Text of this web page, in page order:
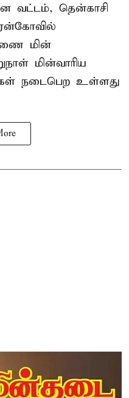
வட்டம், தென்காசி
மின்
மின்வாரிய
நடைபெற உள்ளது